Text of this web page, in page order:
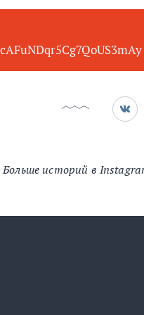
Больше историй в